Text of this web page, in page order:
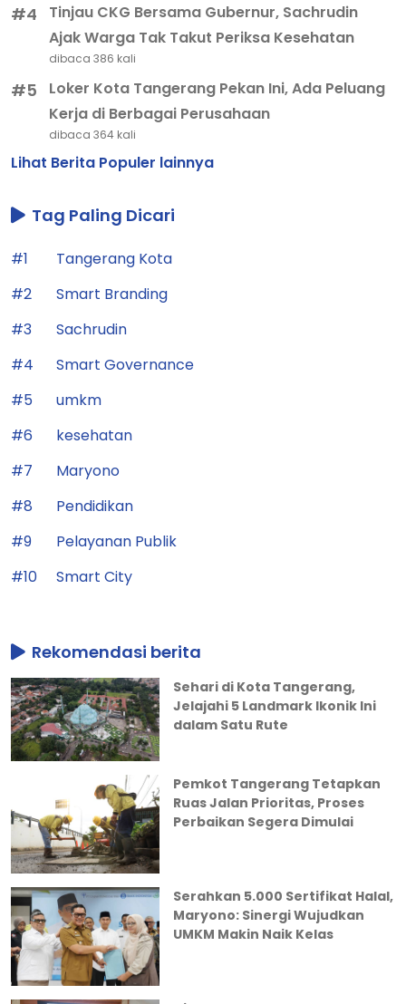
#4
Tinjau CKG Bersama Gubernur, Sachrudin
Ajak Warga Tak Takut Periksa Kesehatan
dibaca 386 kali
#5
Loker Kota Tangerang Pekan Ini, Ada Peluang
Kerja di Berbagai Perusahaan
dibaca 364 kali
Lihat Berita Populer lainnya
Tag Paling Dicari
#1
Tangerang Kota
#2
Smart Branding
#3
Sachrudin
#4
Smart Governance
#5
umkm
#6
kesehatan
#7
Maryono
#8
Pendidikan
#9
Pelayanan Publik
#10
Smart City
Rekomendasi berita
Sehari di Kota Tangerang,
Jelajahi 5 Landmark Ikonik Ini
dalam Satu Rute
Pemkot Tangerang Tetapkan
Ruas Jalan Prioritas, Proses
Perbaikan Segera Dimulai
Serahkan 5.000 Sertifikat Halal,
Maryono: Sinergi Wujudkan
UMKM Makin Naik Kelas